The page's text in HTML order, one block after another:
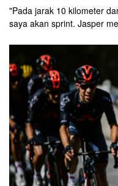
"Pada jarak 10 kilometer
saya akan sprint. Jasper